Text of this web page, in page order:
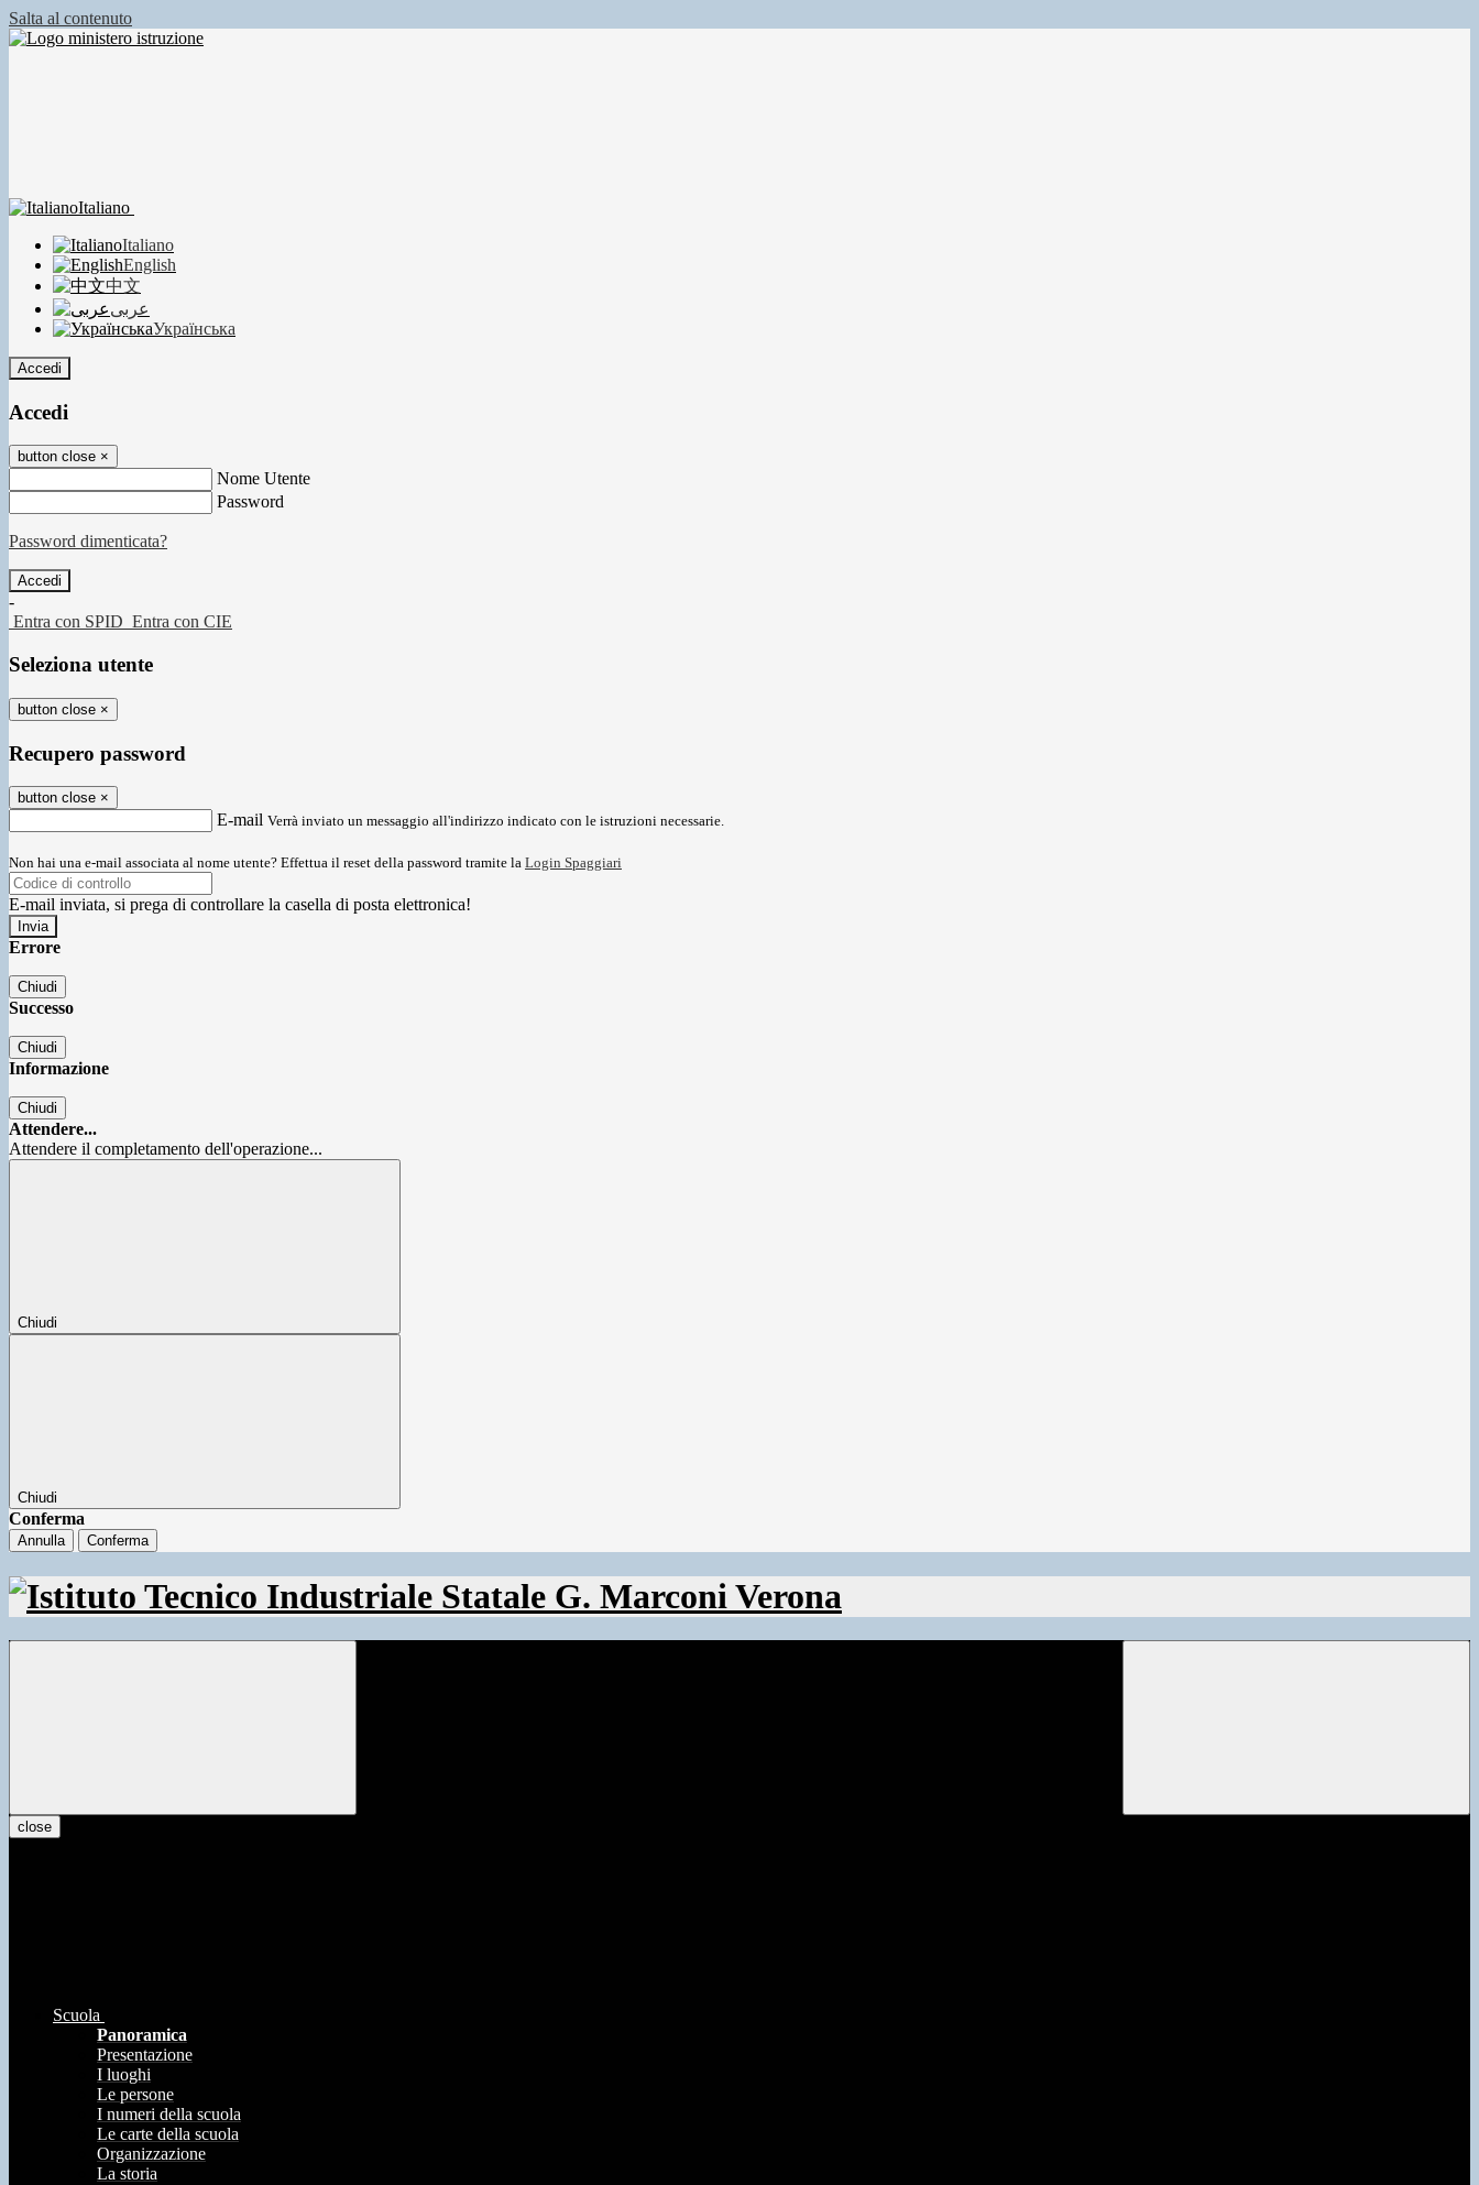
Salta al contenuto
Italiano
Italiano
English
中文
عربى
Українська
Accedi
Accedi
button close ×
Nome Utente
Password
Password dimenticata?
-
Entra con SPID Entra con CIE
Seleziona utente
button close ×
Recupero password
button close ×
E-mail Verrà inviato un messaggio all'indirizzo indicato con le istruzioni necessarie.
Non hai una e-mail associata al nome utente? Effettua il reset della password tramite la Login Spaggiari
E-mail inviata, si prega di controllare la casella di posta elettronica!
Errore
Chiudi
Successo
Chiudi
Informazione
Chiudi
Attendere...
Attendere il completamento dell'operazione...
Chiudi
Chiudi
Conferma
Annulla Conferma
close
Scuola
Panoramica
Presentazione
I luoghi
Le persone
I numeri della scuola
Le carte della scuola
Organizzazione
La storia